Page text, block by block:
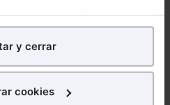
mejorar tu experienciaen
con fines publicitarios,
y contenidos de tu
y cerrar
cookies
INTERNACIONAL
JURÍDICOS